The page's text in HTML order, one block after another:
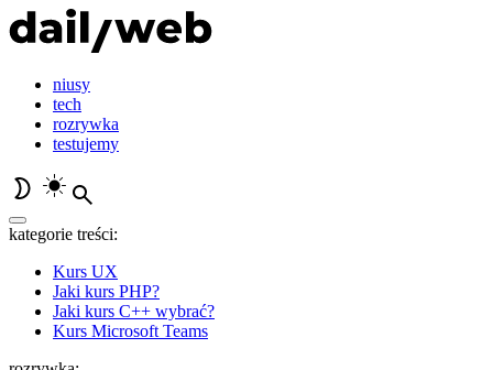
niusy
tech
rozrywka
testujemy
kategorie treści:
Kurs UX
Jaki kurs PHP?
Jaki kurs C++ wybrać?
Kurs Microsoft Teams